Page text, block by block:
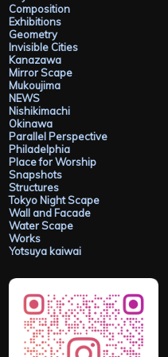
Composition
Exhibitions
Geometry
Invisible Cities
Kanazawa
Mirror Scape
Mukoujima
NEWS
Nishikimachi
Okinawa
Parallel Perspective
Philadelphia
Place for Worship
Snapshots
Structures
Tokyo Night Scape
Wall and Facade
Water Scape
Works
Yotsuya kaiwai